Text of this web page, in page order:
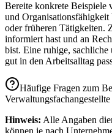
Bereite konkrete Beispiele
und Organisationsfähigkeit
oder früheren Tätigkeiten.
informiert hast und an
bist. Eine ruhige,
gut in den Arbeitsalltag
Häufige Fragen zum
Hinweis: Alle Angaben